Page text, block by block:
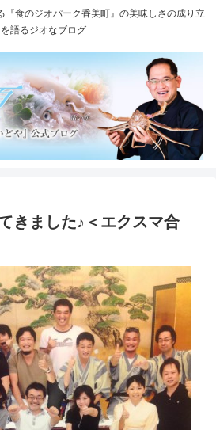
『食のジオパーク香美町』の美味しさの成り立
語るジオなブログ
きました♪＜エクスマ合